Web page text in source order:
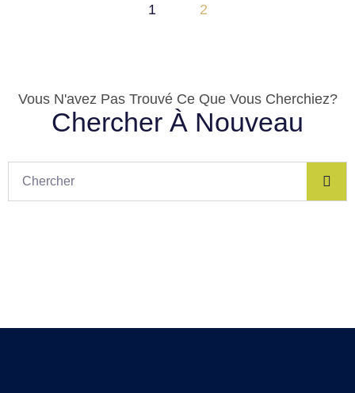
1 2
Vous N'avez Pas Trouvé Ce Que Vous Cherchiez?
Chercher À Nouveau